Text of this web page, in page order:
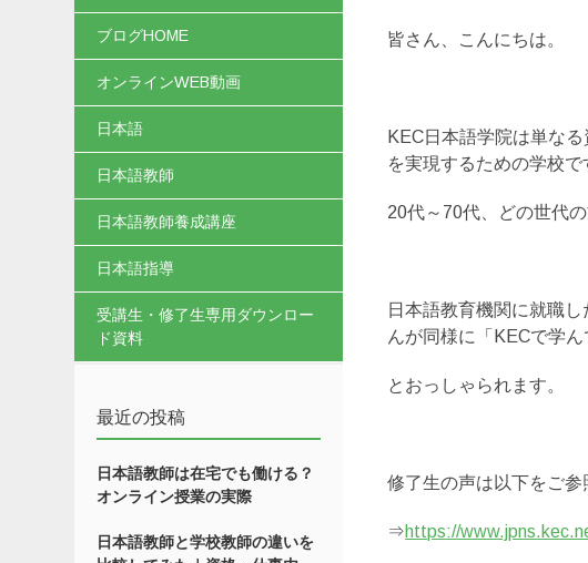
ブログHOME
オンラインWEB動画
日本語
日本語教師
日本語教師養成講座
日本語指導
受講生・修了生専用ダウンロー
ド資料
最近の投稿
日本語教師は在宅でも働ける？
オンライン授業の実際
日本語教師と学校教師の違いを
皆さん、こんにちは。
KEC日本語学院は単な
を実現するための学校で
20代～70代、どの世代
日本語教育機関に就職
んが同様に「KECで学
とおっしゃられます。
修了生の声は以下をご参
⇒https://